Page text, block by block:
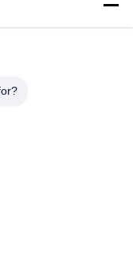
πετρελαίου
φρένων Relining